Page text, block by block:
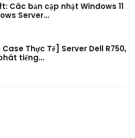
Các bản cập nhật Windows 11
Server…
Case Thực Tế] Server Dell R750,
tiếng…